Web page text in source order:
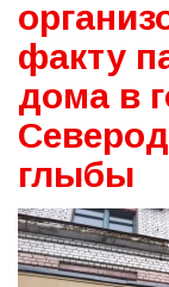
факту
дома в
глыбы